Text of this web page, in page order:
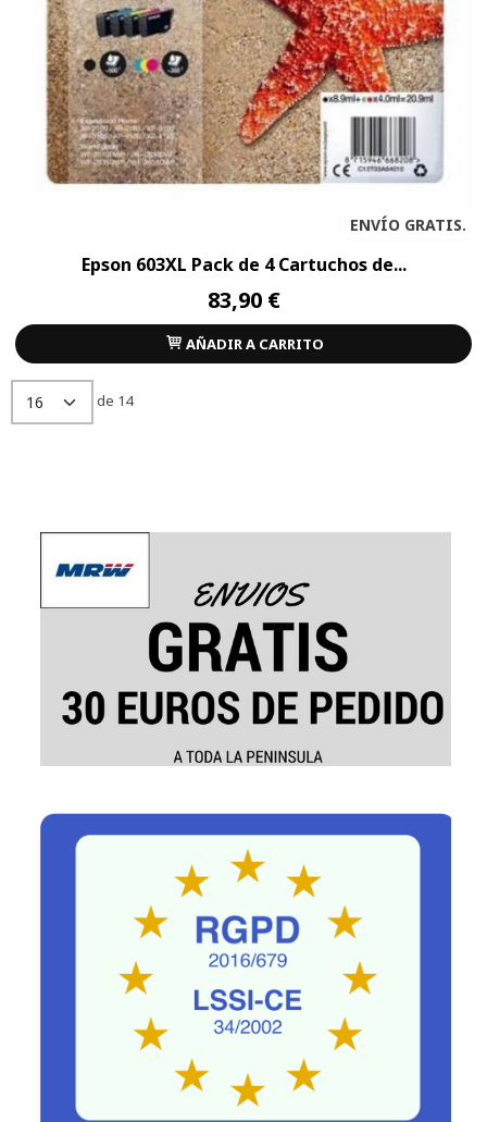
ENVÍO GRATIS.
Epson 603XL Pack de 4 Cartuchos de...
83,90 €
AÑADIR A CARRITO
de 14